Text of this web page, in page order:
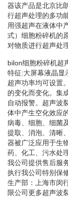
器该产品是北京比
行超声处理的多功
用强超声在液体中
式）细胞粉碎机的
对物质进行超声处
bilon细胞粉碎机超
特征:大屏幕液晶显
超声功率均可设置
的变化而变化。集
自动报警。超声波
体中产生空化效应
病毒、细胞、细菌
提取、消泡、清晰
器被广泛应用于生
药、化工、污水处
我公司提供售后服
执行我公司特别保
生产部：上海市闵
限公司更多超声波